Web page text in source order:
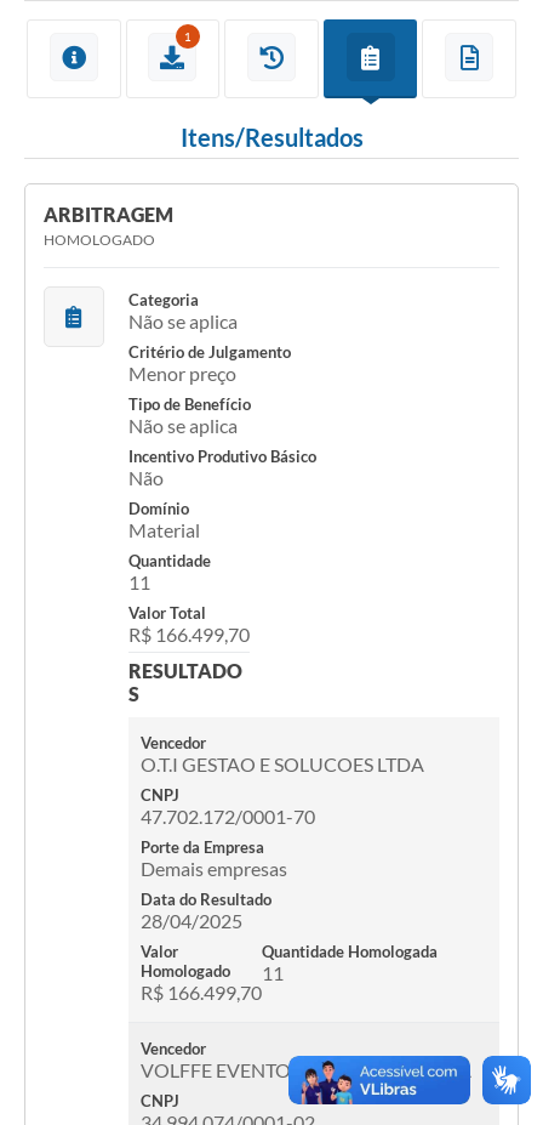
1
Itens/Resultados
ARBITRAGEM
HOMOLOGADO
Categoria
Não se aplica
Critério de Julgamento
Menor preço
Tipo de Benefício
Não se aplica
Incentivo Produtivo Básico
Não
Domínio
Material
Quantidade
11
Valor Total
R$ 166.499,70
RESULTADO
S
Vencedor
O.T.I GESTAO E SOLUCOES LTDA
CNPJ
47.702.172/0001-70
Porte da Empresa
Demais empresas
Data do Resultado
28/04/2025
Valor
Homologado
R$ 166.499,70
Quantidade Homologada
11
Vencedor
VOLFFE EVENTOS ESPORTIVOS LTDA
CNPJ